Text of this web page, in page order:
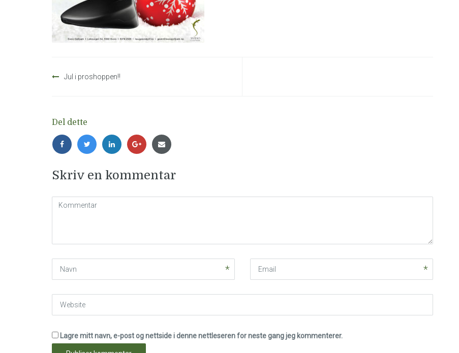
Jul i proshoppen!!
Del dette
Skriv en kommentar
Kommentar
Lagre mitt navn, e-post og nettside i denne nettleseren for neste gang jeg kommenterer.